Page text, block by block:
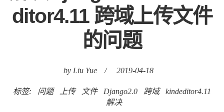
ditor4.11 跨域上传文件
的问题
by Liu Yue / 2019-04-18
标签: 问题 上传 文件 Django2.0 跨域
kindeditor4.11
解决